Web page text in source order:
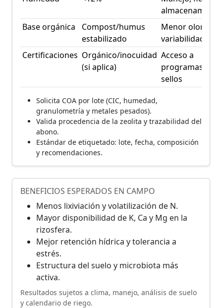
Base orgánica
Compost/humus
estabilizado
Menor olor y
variabilidad
Certificaciones Orgánico/inocuidad
(si aplica)
Acceso a
programas y
sellos
Solicita COA por lote (CIC, humedad,
granulometría y metales pesados).
Valida procedencia de la zeolita y trazabilidad del
abono.
Estándar de etiquetado: lote, fecha, composición
y recomendaciones.
BENEFICIOS ESPERADOS EN CAMPO
Menos lixiviación y volatilización de N.
Mayor disponibilidad de K, Ca y Mg en la
rizosfera.
Mejor retención hídrica y tolerancia a
estrés.
Estructura del suelo y microbiota más
activa.
Resultados sujetos a clima, manejo, análisis de suelo
y calendario de riego.